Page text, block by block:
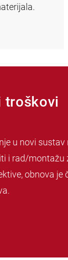
troškovi
u novi
i rad/montažu
obnova